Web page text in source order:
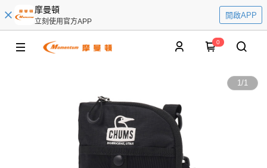
摩曼頓
立刻使用官方APP
開啟APP
0
1/1